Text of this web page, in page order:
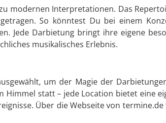
modernen Interpretationen. Das
So könntest Du bei einem
Jede Darbietung bringt ihre eigene
musikalisches Erlebnis.
um der Magie der
statt – jede Location bietet eine
Über die Webseite von